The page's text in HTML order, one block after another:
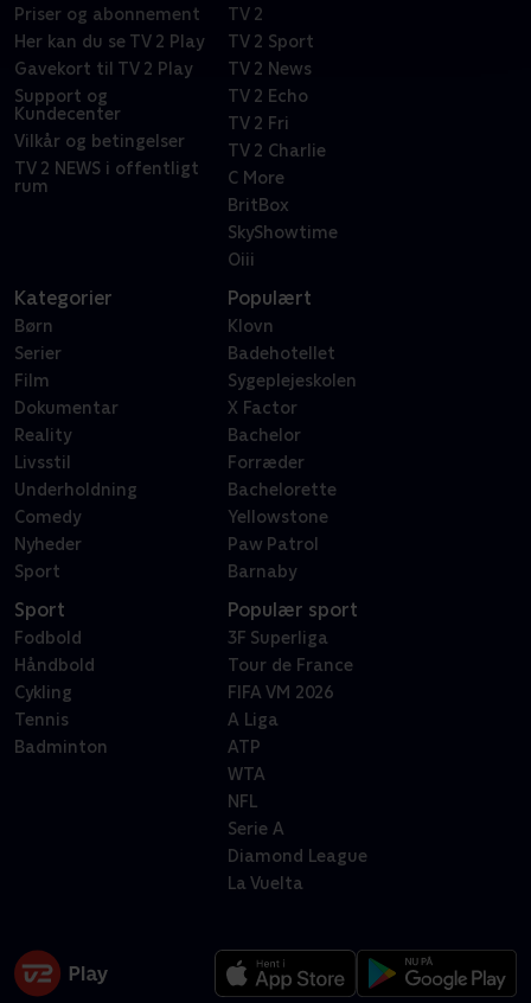
Priser og abonnement
Her kan du se TV 2 Play
Gavekort til TV 2 Play
Support og
Kundecenter
Vilkår og betingelser
TV 2 NEWS i offentligt
rum
TV 2
TV 2 Sport
TV 2 News
TV 2 Echo
TV 2 Fri
TV 2 Charlie
C More
BritBox
SkyShowtime
Oiii
Kategorier
Børn
Serier
Film
Dokumentar
Reality
Livsstil
Underholdning
Comedy
Nyheder
Sport
Populært
Klovn
Badehotellet
Sygeplejeskolen
X Factor
Bachelor
Forræder
Bachelorette
Yellowstone
Paw Patrol
Barnaby
Sport
Fodbold
Håndbold
Cykling
Tennis
Badminton
Populær sport
3F Superliga
Tour de France
FIFA VM 2026
A Liga
ATP
WTA
NFL
Serie A
Diamond League
La Vuelta